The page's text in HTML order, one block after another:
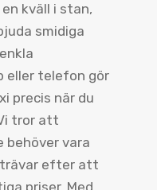
kväll i stan,
smidiga
eller telefon gör
precis när du
tror att
behöver vara
efter att
priser. Med